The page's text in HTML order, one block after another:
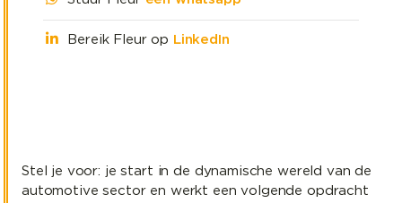
Bereik Fleur op LinkedIn
Stel je voor: je start in de dynamische wereld van de
automotive sector en werkt een volgende opdracht